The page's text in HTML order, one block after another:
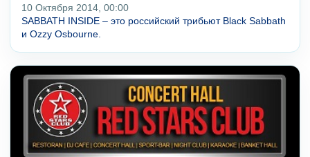
10 Октября 2014, 00:00
SABBATH INSIDE – это российский трибьют Black Sabbath
и Ozzy Osbourne.